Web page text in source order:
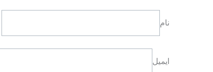
نام
ایمیل